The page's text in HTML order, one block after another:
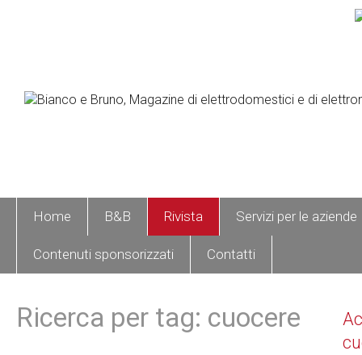
Home B&B Rivista Servizi per le aziende
Contenuti sponsorizzati Contatti
Ricerca per tag: cuocere